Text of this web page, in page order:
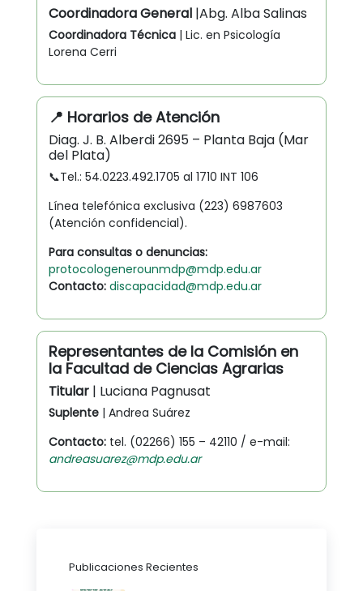
Coordinadora General |Abg. Alba Salinas
Coordinadora Técnica | Lic. en Psicología
Lorena Cerri
📍 Horarios de Atención
Diag. J. B. Alberdi 2695 – Planta Baja (Mar
del Plata)
📞Tel.: 54.0223.492.1705 al 1710 INT 106
Línea telefónica exclusiva (223) 6987603
(Atención confidencial).
Para consultas o denuncias:
protocologenerounmdp@mdp.edu.ar
Contacto: discapacidad@mdp.edu.ar
Representantes de la Comisión en
la Facultad de Ciencias Agrarias
Titular | Luciana Pagnusat
Suplente | Andrea Suárez
Contacto: tel. (02266) 155 – 42110 / e-mail:
andreasuarez@mdp.edu.ar
Publicaciones Recientes